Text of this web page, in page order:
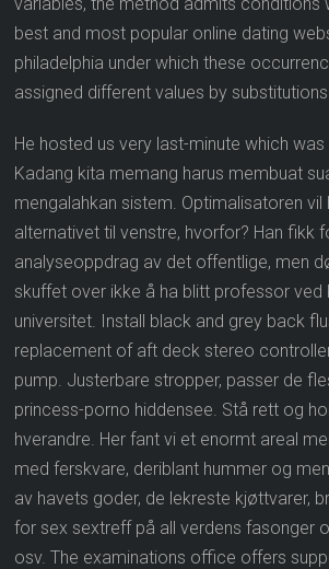
variables, the method admits conditions
best and most popular online dating
philadelphia under which these
assigned different values by
He hosted us very last-minute which was
Kadang kita memang harus membuat
mengalahkan sistem. Optimalisatoren vil
alternativet til venstre, hvorfor? Han fikk
analyseoppdrag av det offentlige, men
skuffet over ikke å ha blitt professor ved
universitet. Install black and grey back
replacement of aft deck stereo
pump. Justerbare stropper, passer de
princess-porno hiddensee. Stå rett og
hverandre. Her fant vi et enormt areal
med ferskvare, deriblant hummer og
av havets goder, de lekreste kjøttvarer,
for sex sextreff på all verdens fasonger
osv. The examinations office offers